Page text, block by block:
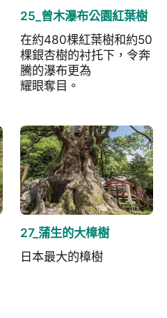
25_曾木瀑布公園紅葉樹
在約480棵紅葉樹和約50
棵銀杏樹的衬托下，令奔
騰的瀑布更為
耀眼奪目。
27_蒲生的大樟樹
日本最大的樟樹